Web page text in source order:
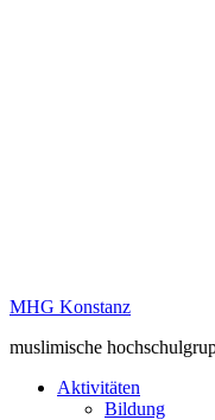
MHG Konstanz
muslimische
Aktivitäten
Bildung